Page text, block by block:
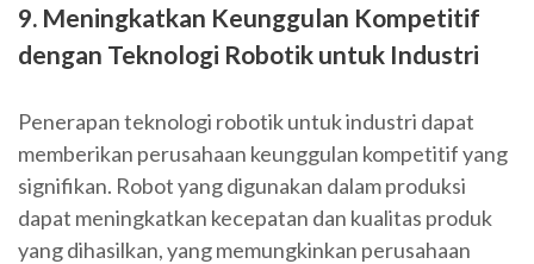
9. Meningkatkan Keunggulan Kompetitif
dengan Teknologi Robotik untuk Industri
Penerapan teknologi robotik untuk industri dapat
memberikan perusahaan keunggulan kompetitif yang
signifikan. Robot yang digunakan dalam produksi
dapat meningkatkan kecepatan dan kualitas produk
yang dihasilkan, yang memungkinkan perusahaan